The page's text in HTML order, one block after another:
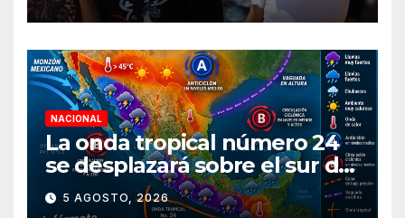
NACIONAL
La onda tropical número 24
se desplazará sobre el sur del
territorio nacional
5 AGOSTO, 2026